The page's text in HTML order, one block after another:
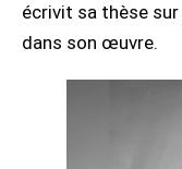
écrivit sa thèse
dans son œuvre.